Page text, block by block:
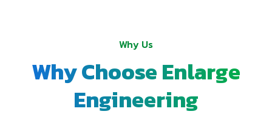
Why Us
Why Choose Enlarge
Engineering